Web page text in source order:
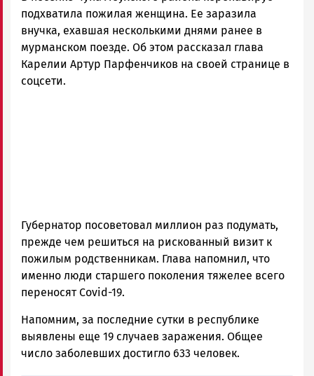
и
Карелии
|
Петрозаводск
ГОВОРИТ
подхватила пожилая женщина. Ее заразила
внучка, ехавшая несколькими днями ранее в
мурманском поезде. Об этом рассказал глава
Карелии Артур Парфенчиков на своей странице в
соцсети.
Губернатор посоветовал миллион раз подумать,
прежде чем решиться на рискованный визит к
пожилым родственникам. Глава напомнил, что
именно люди старшего поколения тяжелее всего
переносят Covid-19.
Напомним, за последние сутки в республике
выявлены еще 19 случаев заражения. Общее
число заболевших достигло 633 человек.